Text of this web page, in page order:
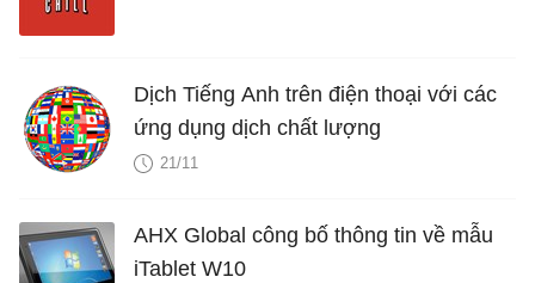
Dịch Tiếng Anh trên điện thoại với các
ứng dụng dịch chất lượng
21/11
AHX Global công bố thông tin về mẫu
iTablet W10